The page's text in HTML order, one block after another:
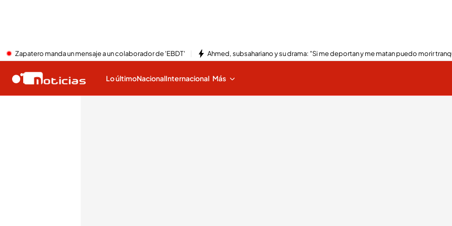
Zapatero manda un mensaje a un colaborador de 'EBDT' Ahmed, subsahariano y su drama: "Si me deportan y me matan puedo morir
Lo últimoNacionalInternacional Más